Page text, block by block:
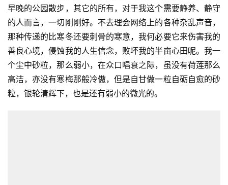
早晚的公园散步，其它的所有，对于我这个需要静养、静守
的人而言，一切刚刚好。不去理会网络上的各种杂乱声音，
那种传递的比寒冬还要刺骨的寒意，我何必要它来伤害我的
善良心境，侵蚀我的人生信念，败坏我的半亩心田呢。我一
个尘中砂粒，那么弱小，在众口唱衰之际，虽没有荷莲那么
高洁，亦没有寒梅那般冷傲，但是自甘做一粒自砺自愈的砂
粒，银轮清辉下，也是还有弱小的微光的。